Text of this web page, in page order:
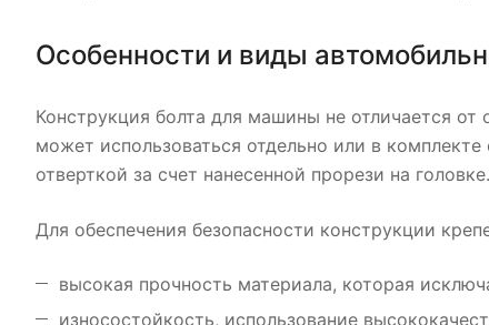
Особенности и виды
Конструкция болта для машины не отличается
может использоваться отдельно или в
отверткой за счет нанесенной прорези на головке.
Для обеспечения безопасности конструкции
высокая прочность материала, которая
износостойкость, использование